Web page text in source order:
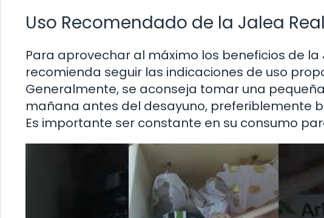
Uso Recomendado de la Jalea
Para aprovechar al máximo los beneficios de la
recomienda seguir las indicaciones de uso
Generalmente, se aconseja tomar una
mañana antes del desayuno, preferiblemente
Es importante ser constante en su consumo